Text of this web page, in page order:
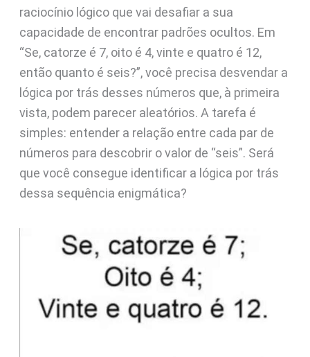
raciocínio lógico que vai desafiar a sua
capacidade de encontrar padrões ocultos. Em
“Se, catorze é 7, oito é 4, vinte e quatro é 12,
então quanto é seis?”, você precisa desvendar a
lógica por trás desses números que, à primeira
vista, podem parecer aleatórios. A tarefa é
simples: entender a relação entre cada par de
números para descobrir o valor de “seis”. Será
que você consegue identificar a lógica por trás
dessa sequência enigmática?